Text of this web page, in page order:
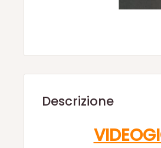
Descrizione